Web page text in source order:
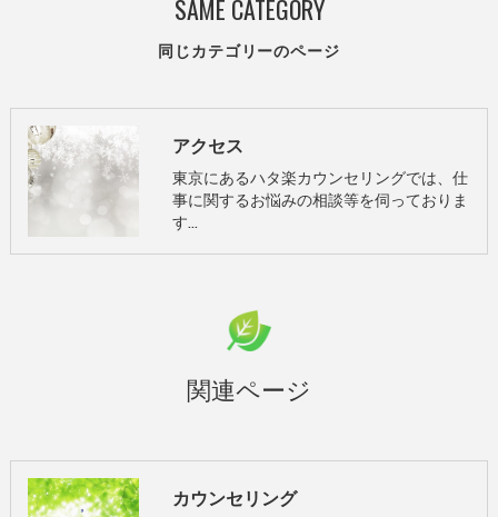
同じカテゴリーのページ
SAME CATEGORY
アクセス
東京にあるハタ楽カウンセリングでは、仕
事に関するお悩みの相談等を伺っておりま
す…
関連ページ
カウンセリング